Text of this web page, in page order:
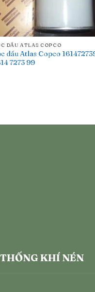
DẦU ATLAS COPCO
dầu Atlas Copco
7273 99
KHÍ NÉN